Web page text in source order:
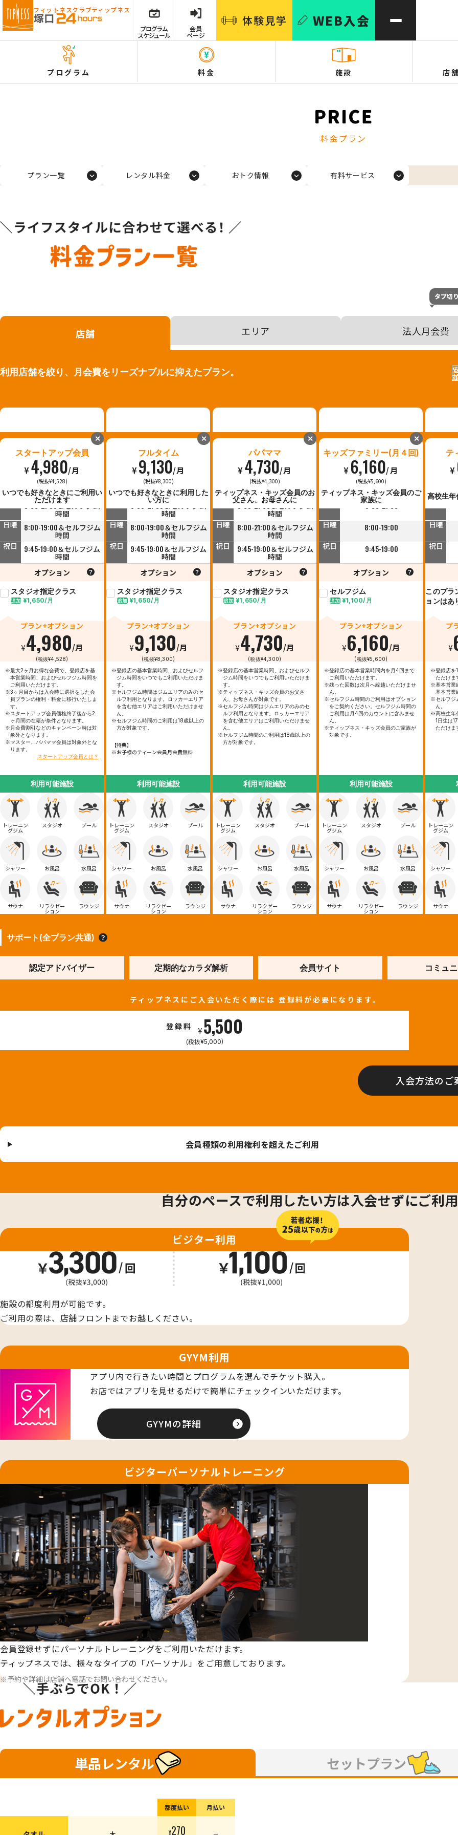
フィットネスクラブティップネス
プログラム
スケジュール
会員
ページ
体験 見学 WEB入会
プログラム 料金 施設 店
料金プラン
プラン一覧 レンタル料金 おトク情報 有料サービス
タブ切
店舗 エリア 法人月会費
利用店舗を絞り、月会費をリーズナブルに抑えたプラン。
✕
スタートアップ会員
¥4,980/月
(税抜¥4,528)
いつでも好きなときにご利用い
ただけます
9:45-23:00＆セルフジム
時間
8:00-21:00＆セルフジム
時間
日曜 8:00-19:00＆セルフジム
時間
祝日 9:45-19:00＆セルフジム
時間
オプション
スタジオ指定クラス
追加 ¥1,650/月
プラン+オプション
¥4,980/月
(税抜¥4,528)
※最大2ヶ月お得な会費で、登録店を基
本営業時間、およびセルフジム時間を
ご利用いただけます。
※3ヶ月目からは入会時に選択をした会
員プランの権利・料金に移行いたしま
す。
※スタートアップ会員価格終了後から2
ヶ月間の在籍が条件となります。
※月会費割引などのキャンペーン時は対
象外となります。
※マスター、パパママ会員は対象外とな
ります。
スタートアップ会員とは？
利用可能施設
トレーニン
グジム
スタジオ プール
シャワー お風呂 水風呂
サウナ リラクゼー
ション
ラウンジ
✕
フルタイム
¥9,130/月
(税抜¥8,300)
いつでも好きなときに利用した
い方に
9:45-23:00＆セルフジム
時間
8:00-21:00＆セルフジム
時間
日曜 8:00-19:00＆セルフジム
時間
祝日 9:45-19:00＆セルフジム
時間
オプション
スタジオ指定クラス
追加¥1,650/月
プラン+オプション
¥9,130/月
(税抜¥8,300)
※登録店の基本営業時間、およびセルフ
ジム時間をいつでもご利用いただけま
す。
※セルフジム時間はジムエリアのみのセ
ルフ利用となります。ロッカーエリア
を含む他エリアはご利用いただけませ
ん。
※セルフジム時間のご利用は18歳以上の
方が対象です。
【特典】
※お子様のティーン会員月会費無料
利用可能施設
トレーニン
グジム
スタジオ プール
シャワー お風呂 水風呂
サウナ リラクゼー
ション
ラウンジ
✕
パパママ
¥4,730/月
(税抜¥4,300)
ティップネス・キッズ会員のお
父さん、お母さんに
9:45-23:00＆セルフジム
時間
8:00-21:00＆セルフジム
時間
日曜 8:00-21:00＆セルフジム
時間
祝日 9:45-19:00＆セルフジム
時間
オプション
スタジオ指定クラス
追加¥1,650/月
プラン+オプション
¥4,730/月
(税抜¥4,300)
※登録店の基本営業時間、およびセルフ
ジム時間をいつでもご利用いただけま
す。
※ティップネス・キッズ会員のお父さ
ん、お母さんが対象です。
※セルフジム時間はジムエリアのみのセ
ルフ利用となります。ロッカーエリア
を含む他エリアはご利用いただけませ
ん。
※セルフジム時間のご利用は18歳以上の
方が対象です。
利用可能施設
トレーニン
グジム
スタジオ プール
シャワー お風呂 水風呂
サウナ リラクゼー
ション
ラウンジ
✕
キッズファミリー(月４回)
¥ 6,160/月
(税抜¥5,600)
ティップネス・キッズ会員のご
家族に
9:45-23:00
8:00-21:00
日曜 8:00-19:00
祝日 9:45-19:00
オプション
セルフジム
追加¥1,100/月
プラン+オプション
¥6,160/月
(税抜¥5,600)
※登録店の基本営業時間内を月4回まで
ご利用いただけます。
※残った回数は次月へ繰越いただけませ
ん。
※セルフジム時間のご利用はオプション
をご契約ください。セルフジム時間の
ご利用は月4回のカウントに含みませ
ん。
※ティップネス・キッズ会員のご家族が
対象です。
利用可能施設
トレーニン
グジム
スタジオ プール
シャワー お風呂 水風呂
サウナ リラクゼー
ション
ラウンジ
テ
¥
高校生年
土曜
日曜
祝日
このプラ
ョンはあ
プ
¥
※登録店を
ただけま
※基本営業
基本営業
※セルフジ
ん。
※高校生年
1日生は
ただけま
トレーニン
グジム
シャワー
サウナ
サポート(全プラン共通)
認定アドバイザー 定期的なカラダ解析 会員サイト コミュ
ティップネスにご入会いただく際には 登録料が必要になります。
登録料 ¥5,500
(税抜¥5,000)
入会方法のご
会員種類の利用権利を超えたご利用
自分のペースで利用したい方は入会せずにご利
ビジター利用
施設の都度利用が可能です。
ご利用の際は、店舗フロントまでお越しください。
GYYM利用
アプリ内で行きたい時間とプログラムを選んでチケット購入。
お店ではアプリを見せるだけで簡単にチェックインいただけます。
GYYMの詳細
ビジターパーソナルトレーニング
会員登録せずにパーソナルトレーニングをご利用いただけます。
ティップネスでは、様々なタイプの「パーソナル」をご用意しております。
予約や詳細は店舗へ電話でお問い合わせください。
単品レンタル セットプラン
都度払い 月払い
¥270